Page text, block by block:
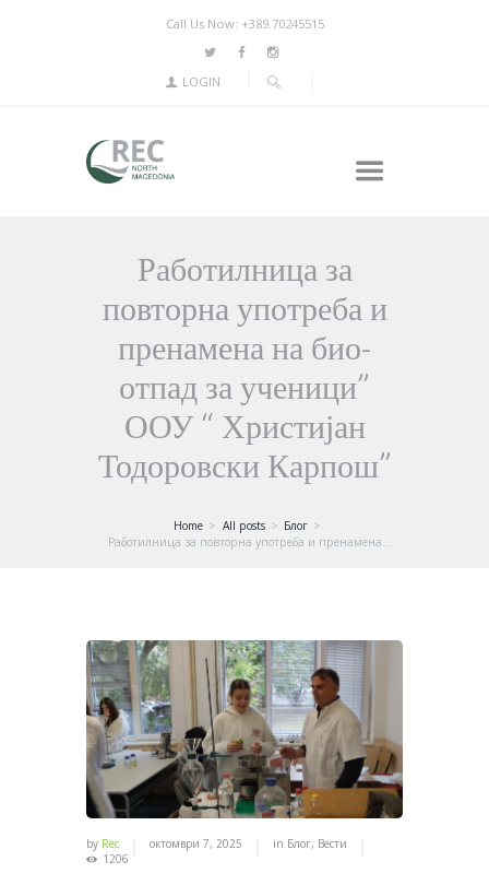
Call Us Now: +389.70245515
LOGIN
Работилница за
повторна употреба и
пренамена на био-
отпад за ученици”
ООУ “ Христијан
Тодоровски Карпош”
Home All posts
Блог
Работилница за повторна употреба и пренамена...
by Rec октомври 7, 2025 in Блог, Вести
1206